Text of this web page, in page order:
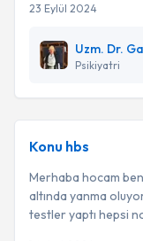
23 Eylül 2024
Uzm. Dr.
Psikiyatri
Konu hbs
Merhaba hocam
altında yanma
testler yaptı hepsi